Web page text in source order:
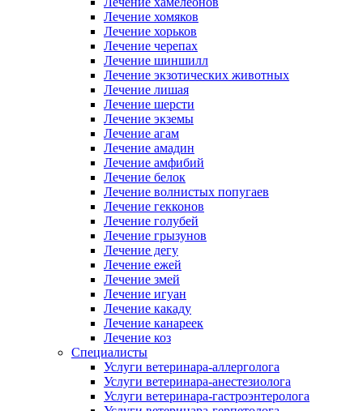
Лечение хомяков
Лечение хорьков
Лечение черепах
Лечение шиншилл
Лечение экзотических животных
Лечение лишая
Лечение шерсти
Лечение экземы
Лечение агам
Лечение амадин
Лечение амфибий
Лечение белок
Лечение волнистых попугаев
Лечение гекконов
Лечение голубей
Лечение грызунов
Лечение дегу
Лечение ежей
Лечение змей
Лечение игуан
Лечение какаду
Лечение канареек
Лечение коз
Специалисты
Услуги ветеринара-аллерголога
Услуги ветеринара-анестезиолога
Услуги ветеринара-гастроэнтеролога